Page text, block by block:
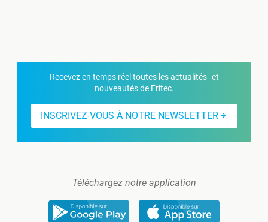
Recevez en temps réel toutes les actualités et
nouveautés de Fritec.
INSCRIVEZ-VOUS À NOTRE NEWSLETTER
Téléchargez notre application